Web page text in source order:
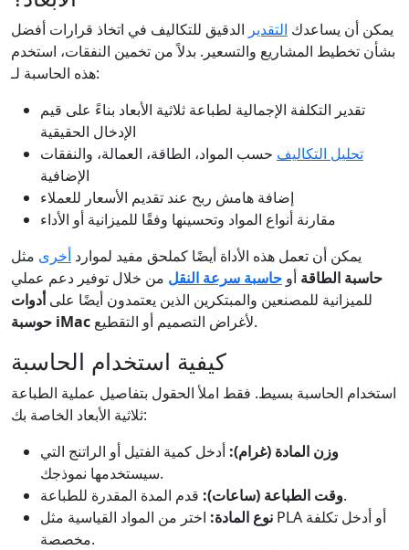
يمكن أن يساعدك التقدير الدقيق للتكاليف في اتخاذ قرارات أفضل
بشأن تخطيط المشاريع والتسعير. بدلاً من تخمين النفقات، استخدم
هذه الحاسبة لـ:
تقدير التكلفة الإجمالية لطباعة ثلاثية الأبعاد بناءً على قيم
الإدخال الحقيقية
تحليل التكاليف حسب المواد، الطاقة، العمالة، والنفقات
الإضافية
إضافة هامش ربح عند تقديم الأسعار للعملاء
مقارنة أنواع المواد وتحسينها وفقًا للميزانية أو الأداء
يمكن أن تعمل هذه الأداة أيضًا كملحق مفيد لموارد أخرى مثل
حاسبة الطاقة أو حاسبة سرعة النقل من خلال توفير دعم عملي
للميزانية للمصنعين والمبتكرين الذين يعتمدون أيضًا علىأدوات
حوسبة iMac
لأغراض التصميم أو التقطيع.
كيفية استخدام الحاسبة
استخدام الحاسبة بسيط. فقط املأ الحقول بتفاصيل عملية الطباعة
ثلاثية الأبعاد الخاصة بك:
وزن المادة (غرام): أدخل كمية الفتيل أو الراتنج التي
سيستخدمها نموذجك.
وقت الطباعة (ساعات):قدم المدة المقدرة للطباعة.
نوع المادة: اختر من المواد القياسية مثل PLA أو أدخل تكلفة
مخصصة.